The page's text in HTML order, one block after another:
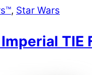
, Star Wars
TIE